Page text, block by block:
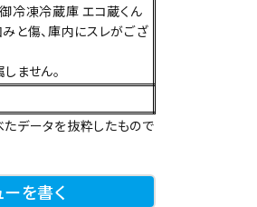
冷凍冷蔵庫 エコ蔵くん
と傷、庫内にスレがござ
ません。
データを抜粋したもので
ーを書く